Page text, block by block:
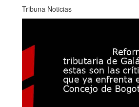
Tribuna Noticias